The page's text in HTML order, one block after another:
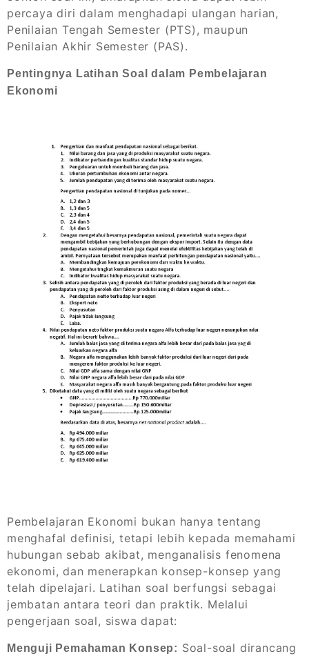
percaya diri dalam menghadapi ulangan harian,
Penilaian Tengah Semester (PTS), maupun
Penilaian Akhir Semester (PAS).
Pentingnya Latihan Soal dalam Pembelajaran
Ekonomi
Pembelajaran Ekonomi bukan hanya tentang
menghafal definisi, tetapi lebih kepada memahami
hubungan sebab akibat, menganalisis fenomena
ekonomi, dan menerapkan konsep-konsep yang
telah dipelajari. Latihan soal berfungsi sebagai
jembatan antara teori dan praktik. Melalui
pengerjaan soal, siswa dapat:
Menguji Pemahaman Konsep: Soal-soal dirancang